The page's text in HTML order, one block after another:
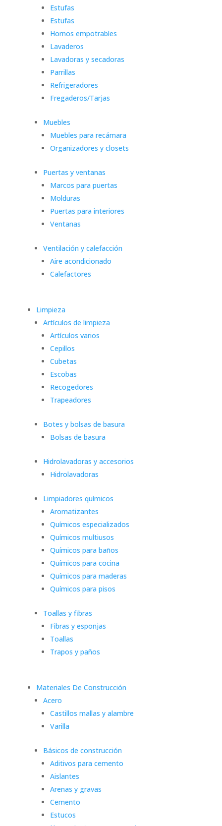
Estufas
Estufas
Hornos empotrables
Lavaderos
Lavadoras y secadoras
Parrillas
Refrigeradores
Fregaderos/Tarjas
Muebles
Muebles para recámara
Organizadores y closets
Puertas y ventanas
Marcos para puertas
Molduras
Puertas para interiores
Ventanas
Ventilación y calefacción
Aire acondicionado
Calefactores
Limpieza
Artículos de limpieza
Artículos varios
Cepillos
Cubetas
Escobas
Recogedores
Trapeadores
Botes y bolsas de basura
Bolsas de basura
Hidrolavadoras y accesorios
Hidrolavadoras
Limpiadores químicos
Aromatizantes
Químicos especializados
Químicos multiusos
Químicos para baños
Químicos para cocina
Químicos para maderas
Químicos para pisos
Toallas y fibras
Fibras y esponjas
Toallas
Trapos y paños
Materiales De Construcción
Acero
Castillos mallas y alambre
Varilla
Básicos de construcción
Aditivos para cemento
Aislantes
Arenas y gravas
Cemento
Estucos